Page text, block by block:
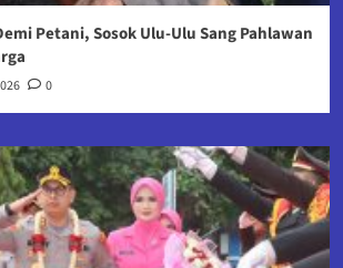
Petani, Sosok Ulu-Ulu Sang Pahlawan
0